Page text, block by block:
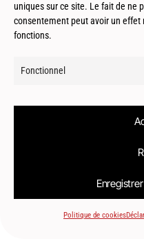
uniques sur ce site. Le fait de ne
consentement peut avoir un
fonctions.
Fonctionnel
Politique de cookies